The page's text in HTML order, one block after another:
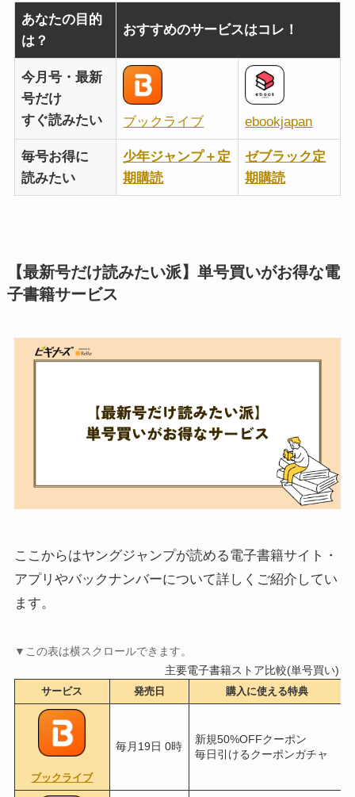
あなたの目的
は？
おすすめのサービスはコレ！
今月号・最新
号だけ
すぐ読みたい
ブックライブ ebookjapan
毎号お得に
読みたい
少年ジャンプ＋定
期購読
ゼブラック定
期購読
【最新号だけ読みたい派】単号買いがお得な電
子書籍サービス
ここからはヤングジャンプが読める電子書籍サイト・
アプリやバックナンバーについて詳しくご紹介してい
ます。
主要電子書籍ストア比較(単号買い)
サービス 発売日 購入に使える特典
ブックライブ
毎月19日 0時
新規50%OFFクーポン
毎日引けるクーポンガチャ